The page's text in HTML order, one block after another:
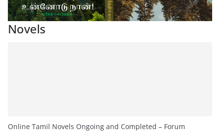
Novels
Online Tamil Novels Ongoing and Completed – Forum